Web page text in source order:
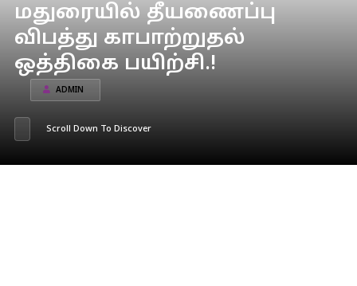
மதுரையில் தீயணைப்பு
விபத்து காபாற்றுதல்
ஒத்திகை பயிற்சி.!
ADMIN
Scroll Down To Discover